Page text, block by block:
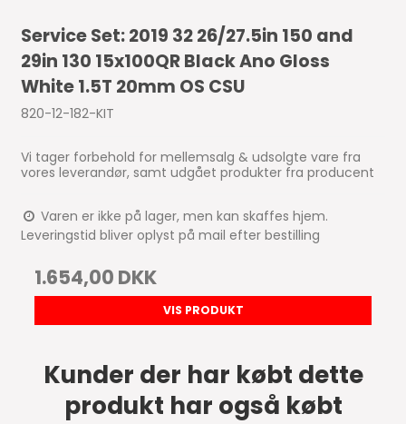
Service Set: 2019 32 26/27.5in 150 and
29in 130 15x100QR Black Ano Gloss
White 1.5T 20mm OS CSU
820-12-182-KIT
Vi tager forbehold for mellemsalg & udsolgte vare fra
vores leverandør, samt udgået produkter fra producent
Varen er ikke på lager, men kan skaffes hjem.
Leveringstid bliver oplyst på mail efter bestilling
1.654,00 DKK
VIS PRODUKT
Kunder der har købt dette
produkt har også købt